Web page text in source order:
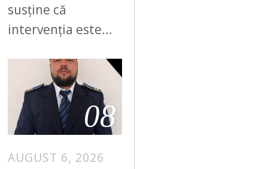
susține că
intervenția este…
08
AUGUST 6, 2026